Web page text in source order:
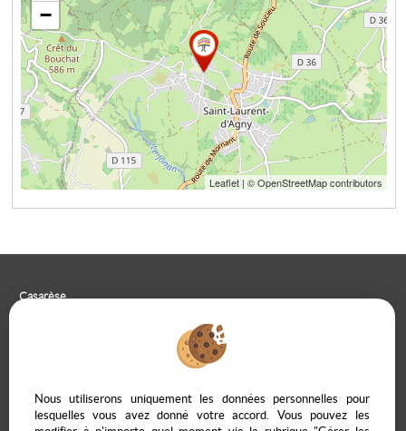
−
Leaflet| © OpenStreetMap contributors
Casarèse
09 85 65 95 83
Nous utiliserons uniquement les données personnelles pour
lesquelles vous avez donné votre accord. Vous pouvez les